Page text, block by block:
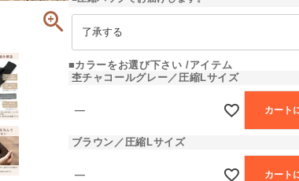
必
■カラーをお選び下さい
アイテム
杢チャコールグレー／圧縮Lサイズ
― カート
ブラウン／圧縮Lサイズ
― カート